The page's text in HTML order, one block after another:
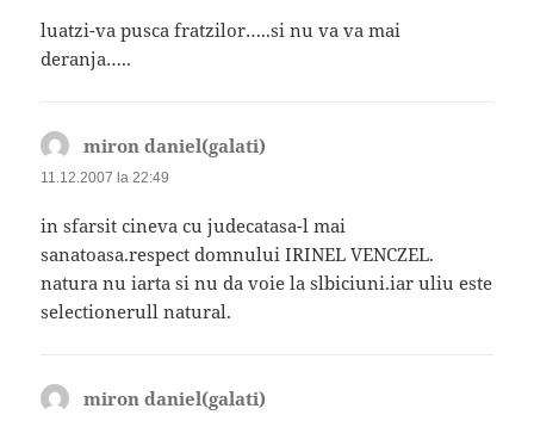
luatzi-va pusca fratzilor…..si nu va va mai
deranja…..
miron daniel(galati)
11.12.2007 la 22:49
in sfarsit cineva cu judecatasa-l mai
sanatoasa.respect domnului IRINEL VENCZEL.
natura nu iarta si nu da voie la slbiciuni.iar uliu este
selectionerull natural.
miron daniel(galati)